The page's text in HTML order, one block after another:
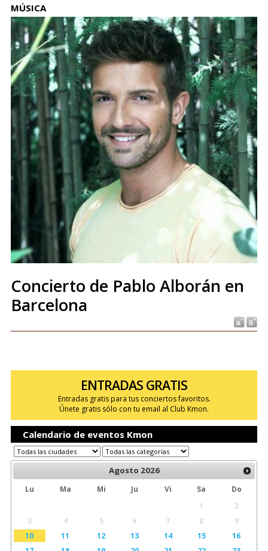
MÚSICA
Concierto de Pablo Alborán en
Barcelona
ENTRADAS GRATIS
Entradas gratis para tus conciertos favoritos.
Únete gratis sólo con tu email al Club Kmon.
Calendario de eventos Kmon
Agosto 2026
Lu Ma Mi Ju Vi Sa
Do
1
2
3
4 5 6 7 8
9
10
11 12 13 14 15
16